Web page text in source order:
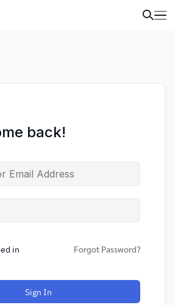
back!
in Forgot Password?
Sign In